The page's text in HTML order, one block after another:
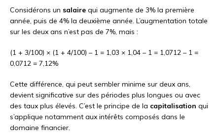
Considérons un salaire qui augmente de 3% la première
année, puis de 4% la deuxième année. L’augmentation totale
sur les deux ans n’est pas de 7%, mais :
(1 + 3/100) × (1 + 4/100) – 1 = 1,03 × 1,04 – 1 = 1,0712 – 1 =
0,0712 = 7,12%
Cette différence, qui peut sembler minime sur deux ans,
devient significative sur des périodes plus longues ou avec
des taux plus élevés. C’est le principe de la capitalisation qui
s’applique notamment aux intérêts composés dans le
domaine financier.